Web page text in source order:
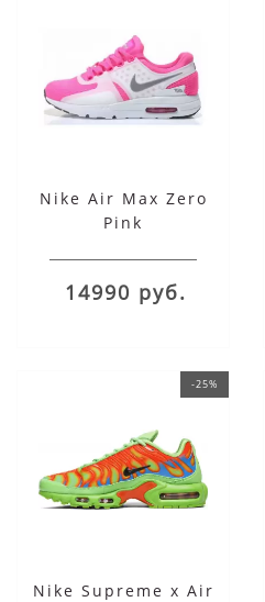
Nike Air Max Zero
Pink
14990 руб.
-25%
Nike Supreme x Air